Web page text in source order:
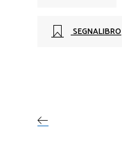
SEGNALIBRO